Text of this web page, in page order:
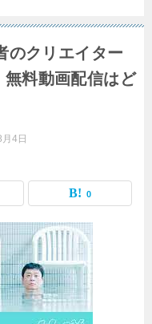
のクリエイター
料動画配信はど
4日
0